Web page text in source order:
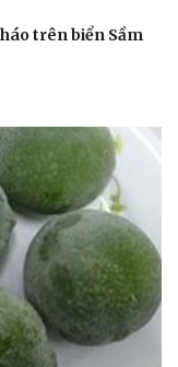
trên biển Sầm